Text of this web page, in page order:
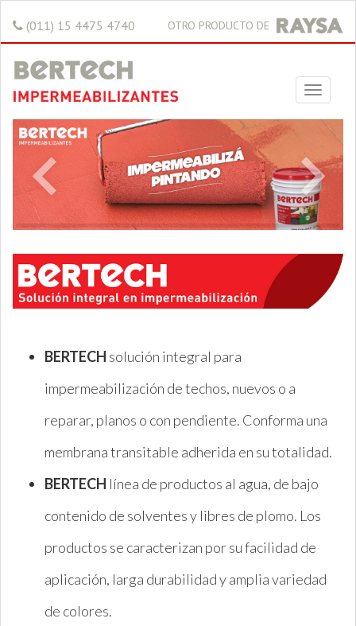
(011) 15 4475 4740 OTRO PRODUCTO DE
BERTECH solución integral para
impermeabilización de techos, nuevos o a
reparar, planos o con pendiente. Conforma una
membrana transitable adherida en su totalidad.
BERTECH línea de productos al agua, de bajo
contenido de solventes y libres de plomo. Los
productos se caracterizan por su facilidad de
aplicación, larga durabilidad y amplia variedad
de colores.